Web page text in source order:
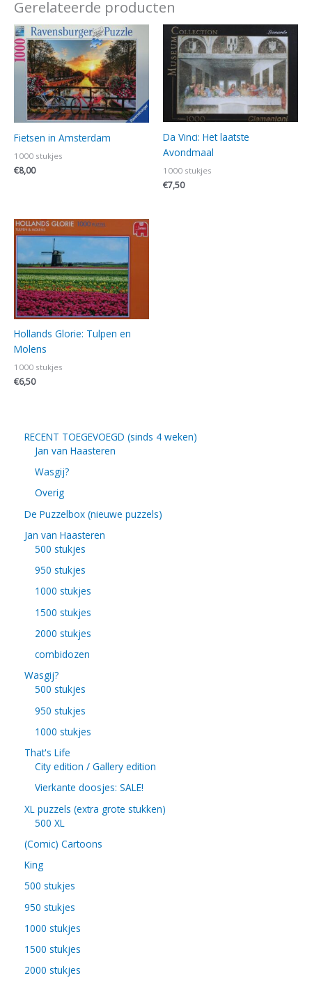
Gerelateerde producten
Fietsen in Amsterdam
1000 stukjes
€8,00
Da Vinci: Het laatste
Avondmaal
1000 stukjes
€7,50
Hollands Glorie: Tulpen en
Molens
1000 stukjes
€6,50
RECENT TOEGEVOEGD (sinds 4 weken)
Jan van Haasteren
Wasgij?
Overig
De Puzzelbox (nieuwe puzzels)
Jan van Haasteren
500 stukjes
950 stukjes
1000 stukjes
1500 stukjes
2000 stukjes
combidozen
Wasgij?
500 stukjes
950 stukjes
1000 stukjes
That's Life
City edition / Gallery edition
Vierkante doosjes: SALE!
XL puzzels (extra grote stukken)
500 XL
(Comic) Cartoons
King
500 stukjes
950 stukjes
1000 stukjes
1500 stukjes
2000 stukjes